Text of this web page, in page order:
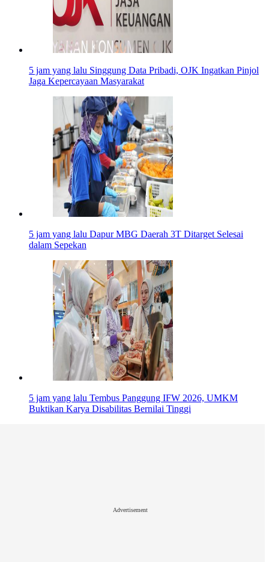
5 jam yang lalu Singgung Data Pribadi, OJK Ingatkan Pinjol
Jaga Kepercayaan Masyarakat
5 jam yang lalu Dapur MBG Daerah 3T Ditarget Selesai
dalam Sepekan
5 jam yang lalu Tembus Panggung IFW 2026, UMKM
Buktikan Karya Disabilitas Bernilai Tinggi
Advertisement